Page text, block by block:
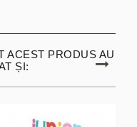
ACEST PRODUS AU
ȘI: